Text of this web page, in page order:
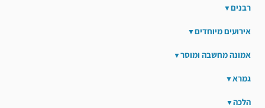
רבנים
אירועים מיוחדים
אמונה מחשבה ומוסר
גמרא
הלכה